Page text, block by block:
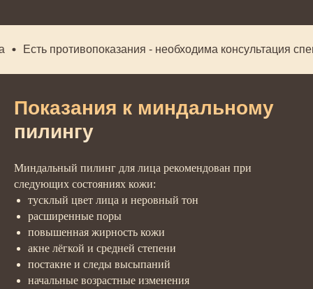
Есть противопоказания - необходима консультация
Показания к миндальному
пилингу
Миндальный пилинг для лица рекомендован при
следующих состояниях кожи:
тусклый цвет лица и неровный тон
расширенные поры
повышенная жирность кожи
акне лёгкой и средней степени
постакне и следы высыпаний
начальные возрастные изменения